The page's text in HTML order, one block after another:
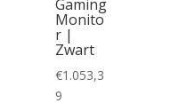
Gaming
Monito
r |
Zwart
€1.053,3
9